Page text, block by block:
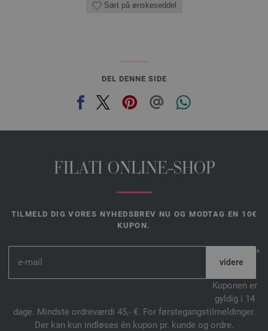
Sæt på ønskeseddel
DEL DENNE SIDE
FILATI ONLINE-SHOP
TILMELD DIG VORES NYHEDSBREV NU OG MODTAG EN 10€
KUPON.
*
Kuponen er
gyldig i 14
dage. Mindste ordreværdi 45,- €. For førstegangstilmeldinger.
Der kan kun indløses én kupon pr. kunde og ordre.